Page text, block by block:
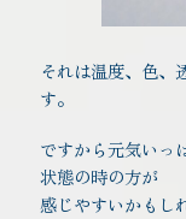
それは温度、色、
す。
ですから元気いっ
状態の時の方が
感じやすいかもし